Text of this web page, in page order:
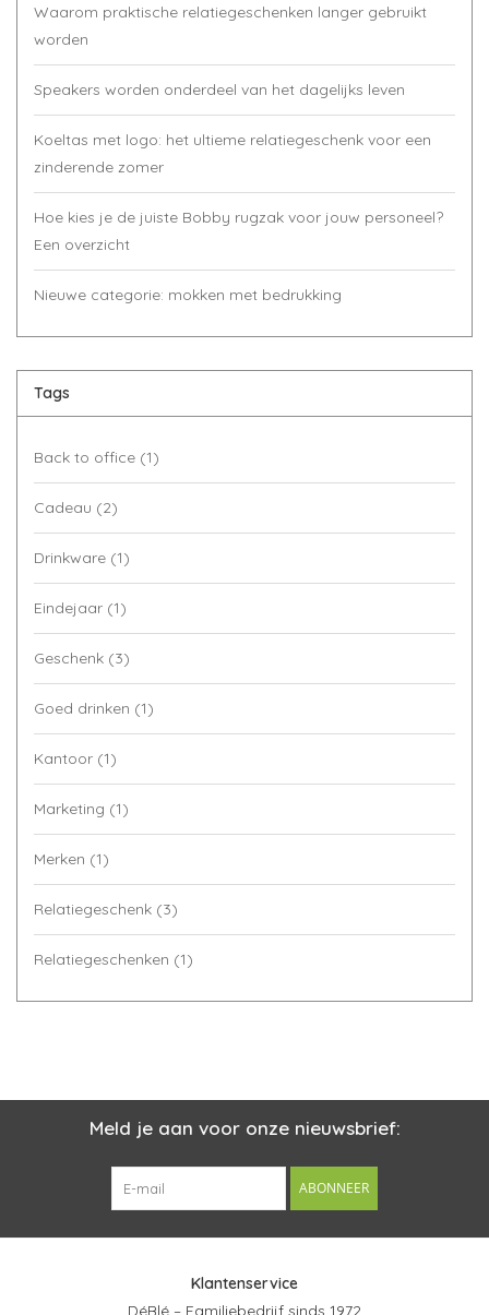
Waarom praktische relatiegeschenken langer gebruikt
worden
Speakers worden onderdeel van het dagelijks leven
Koeltas met logo: het ultieme relatiegeschenk voor een
zinderende zomer
Hoe kies je de juiste Bobby rugzak voor jouw personeel?
Een overzicht
Nieuwe categorie: mokken met bedrukking
Tags
Back to office (1)
Cadeau (2)
Drinkware (1)
Eindejaar (1)
Geschenk (3)
Goed drinken (1)
Kantoor (1)
Marketing (1)
Merken (1)
Relatiegeschenk (3)
Relatiegeschenken (1)
Meld je aan voor onze nieuwsbrief:
ABONNEER
Klantenservice
DéBlé – Familiebedrijf sinds 1972